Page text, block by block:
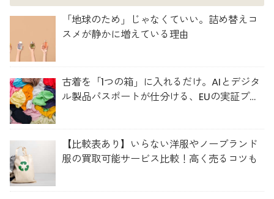
「地球のため」じゃなくていい。詰め替えコ
スメが静かに増えている理由
古着を「1つの箱」に入れるだけ。AIとデジタ
ル製品パスポートが仕分ける、EUの実証プロ
【比較表あり】いらない洋服やノーブランド
服の買取可能サービス比較！高く売るコツも